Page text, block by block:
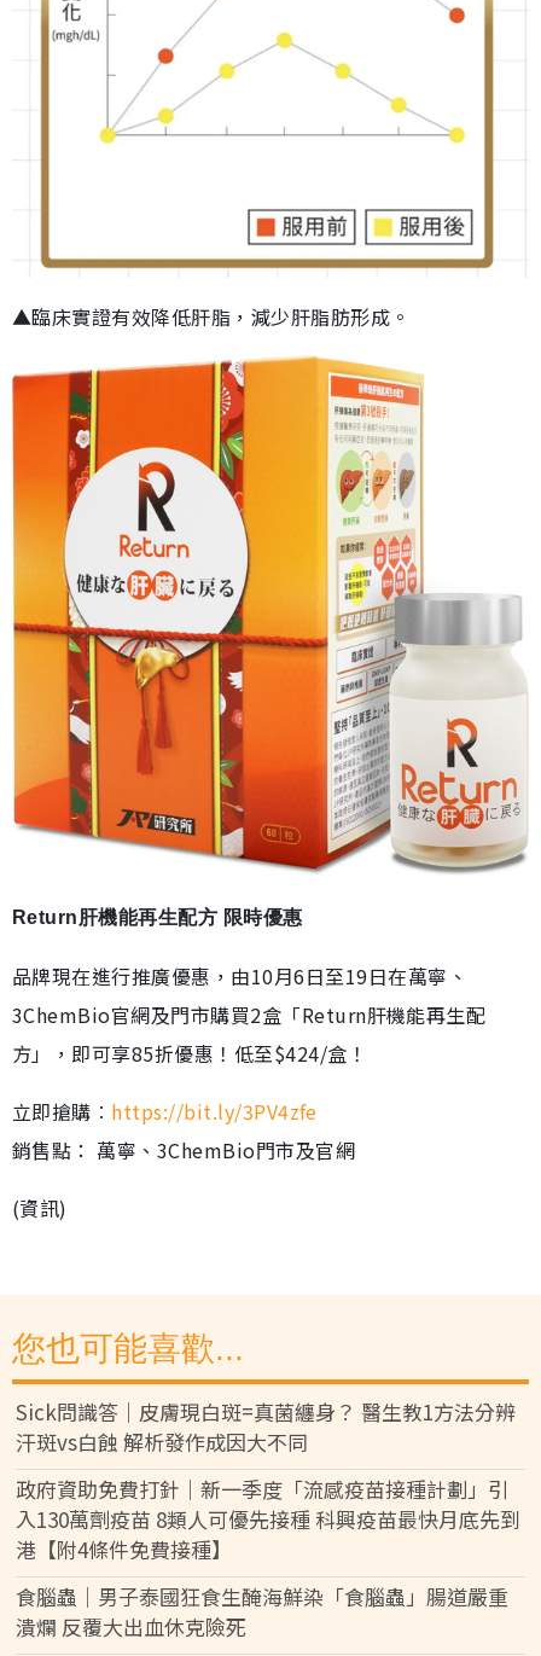
▲臨床實證有效降低肝脂，減少肝脂肪形成。
Return肝機能再生配方 限時優惠
品牌現在進行推廣優惠，由10月6日至19日在萬寧、
3ChemBio官網及門市購買2盒「Return肝機能再生配
方」，即可享85折優惠！低至$424/盒！
立即搶購︰ https://bit.ly/3PV4zfe
銷售點： 萬寧、3ChemBio門市及官網
(資訊)
您也可能喜歡...
Sick問識答｜皮膚現白斑=真菌纏身？ 醫生教1方法分辨
汗斑vs白蝕 解析發作成因大不同
政府資助免費打針｜新一季度「流感疫苗接種計劃」引
入130萬劑疫苗 8類人可優先接種 科興疫苗最快月底先到
港【附4條件免費接種】
食腦蟲｜男子泰國狂食生醃海鮮染「食腦蟲」腸道嚴重
潰爛 反覆大出血休克險死